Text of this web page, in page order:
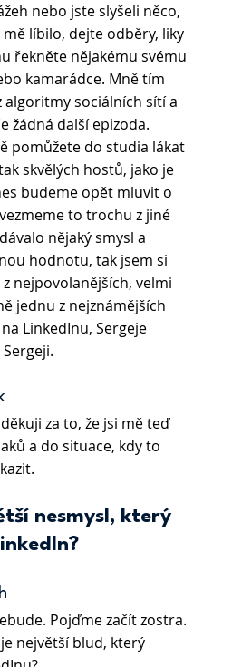
nebo jste slyšeli něco,
mě líbilo, dejte odběry, liky
řekněte nějakému svému
kamarádce. Mně tím
algoritmy sociálních sítí a
žádná další epizoda.
pomůžete do studia lákat
skvělých hostů, jako je
budeme opět mluvit o
to trochu z jiné
nějaký smysl a
hodnotu, tak jsem si
nejpovolanějších, velmi
jednu z nejznámějších
LinkedInu, Sergeje
za to, že jsi mě teď
a do situace, kdy to
nesmysl, který
Pojďme začít zostra.
největší blud, který